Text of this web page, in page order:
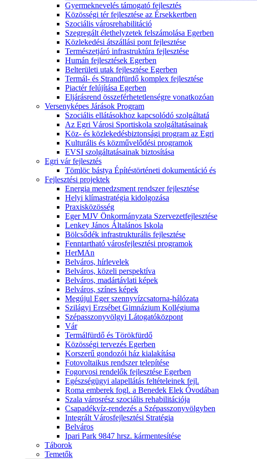
Gyermeknevelés támogató fejlesztés
Közösségi tér fejlesztése az Érsekkertben
Szociális városrehabilitáció
Szegregált élethelyzetek felszámolása Egerben
Közlekedési átszállási pont fejlesztése
Természetjáró infrastruktúra fejlesztése
Humán fejlesztések Egerben
Belterületi utak fejlesztése Egerben
Termál- és Strandfürdő komplex fejlesztése
Piactér felújítása Egerben
Eljárásrend összeférhetetlenségre vonatkozóan
Versenyképes Járások Program
Szociális ellátásokhoz kapcsolódó szolgáltatá
Az Egri Városi Sportiskola szolgáltatásainak
Köz- és közlekedésbiztonsági program az Egri
Kulturális és közművelődési programok
EVSI szolgáltatásainak biztosítása
Egri vár fejlesztés
Tömlöc bástya Építéstörténeti dokumentáció és
Fejlesztési projektek
Energia menedzsment rendszer fejlesztése
Helyi klímastratégia kidolgozása
Praxisközösség
Eger MJV Önkormányzata Szervezetfejlesztése
Lenkey János Általános Iskola
Bölcsődék infrastrukturális fejlesztése
Fenntartható városfejlesztési programok
HerMAn
Belváros, hírlevelek
Belváros, közeli perspektíva
Belváros, madártávlati képek
Belváros, színes képek
Megújul Eger szennyvízcsatorna-hálózata
Szilágyi Erzsébet Gimnázium Kollégiuma
Szépasszonyvölgyi Látogatóközpont
Vár
Termálfürdő és Törökfürdő
Közösségi tervezés Egerben
Korszerű gondozói ház kialakítása
Fotovoltaikus rendszer telepítése
Fogorvosi rendelők fejlesztése Egerben
Egészségügyi alapellátás feltételeinek fejl.
Roma emberek fogl. a Benedek Elek Óvodában
Szala városrész szociális rehabilitációja
Csapadékvíz-rendezés a Szépasszonyvölgyben
Integrált Városfejlesztési Stratégia
Belváros
Ipari Park 9847 hrsz. kármentesítése
Táborok
Temetők